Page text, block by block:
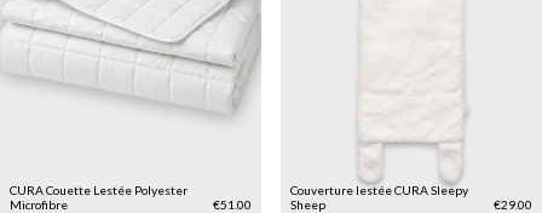
CURA Couette Lestée Polyester
Microfibre
€51.00
Couverture lestée CURA Sleepy
Sheep
€29.00